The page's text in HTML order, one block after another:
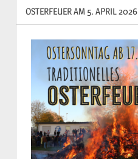
OSTERFEUER AM 5. APRIL 2026